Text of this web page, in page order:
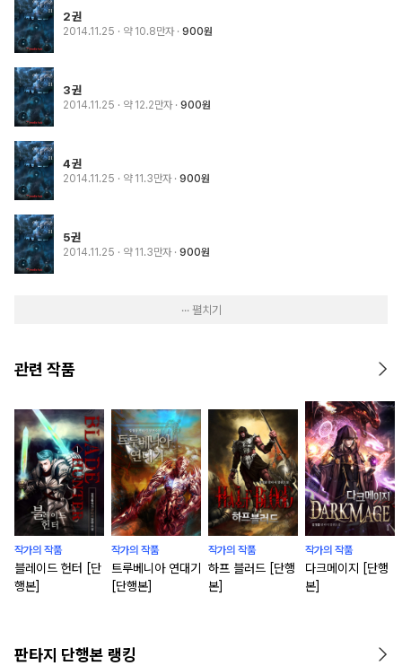
2권
2014.11.25 · 약 10.8만자 900원
3권
2014.11.25 · 약 12.2만자 900원
4권
2014.11.25 · 약 11.3만자 900원
5권
2014.11.25 · 약 11.3만자 900원
··· 펼치기
관련 작품
작가의 작품
블레이드 헌터 [단
행본]
작가의 작품
트루베니아 연대기
[단행본]
작가의 작품
하프 블러드 [단행
본]
작가의 작품
다크메이지 [단행
본]
판타지 단행본 랭킹